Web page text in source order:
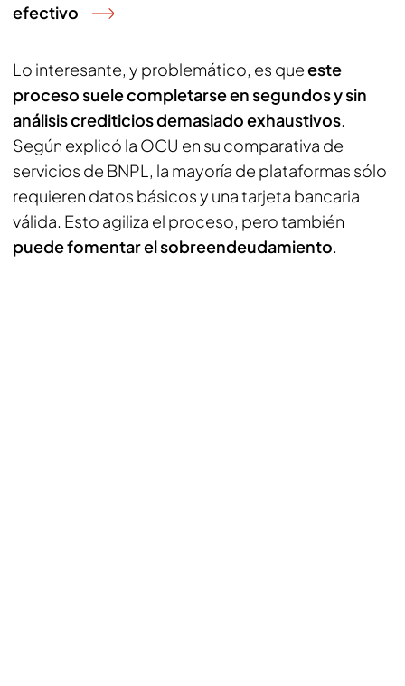
efectivo
Lo interesante, y problemático, es queeste
proceso suele completarse en segundos y sin
análisis crediticios demasiado exhaustivos.
Según explicó la OCU en su comparativa de
servicios de BNPL, la mayoría de plataformas sólo
requieren datos básicos y una tarjeta bancaria
válida. Esto agiliza el proceso, pero también
puede fomentar el sobreendeudamiento.